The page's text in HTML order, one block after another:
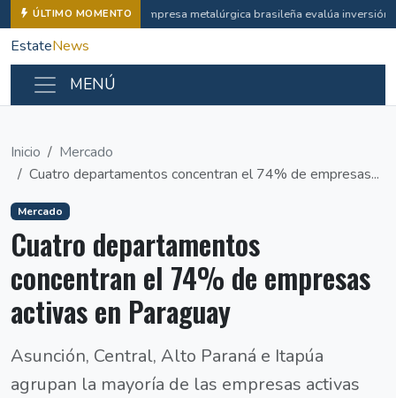
ÚLTIMO MOMENTO Empresa metalúrgica brasileña evalúa inversión
EstateNews
MENÚ
Inicio
Mercado
Cuatro departamentos concentran el 74% de empresas...
Mercado
Cuatro departamentos
concentran el 74% de empresas
activas en Paraguay
Asunción, Central, Alto Paraná e Itapúa
agrupan la mayoría de las empresas activas